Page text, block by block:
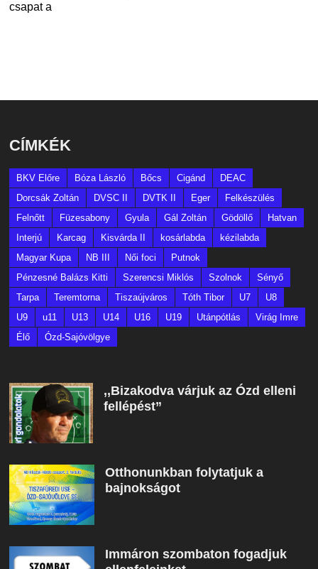
csapat a
CÍMKÉK
BKV Előre Bóza László Bőcs Cigánd
DEAC
Dorcsák Zoltán
DVSC II DVTK II Eger
Felkészülés
Felnőtt
Füzesabony Gyula Gál Zoltán Gödöllő
Hatvan
Interjú
Karcag Kisvárda II kosárlabda
kézilabda
Magyar Kupa
NB III Női foci
Putnok
Pénzesné Balázs Kitti
Szerencsi Miklós Szolnok
Sényő
Tarpa
Teremtorna Tiszaújváros Tóth Tibor U7
U8
U9
u11 U13 U14 U16 U19 Utánpótlás
Virág Imre
Élő
Ózd-Sajóvölgye
,,Bizakodva várjuk az Ózd elleni
fellépést”
Otthonunkban folytatjuk a
bajnokságot
Immáron szombaton fogadjuk